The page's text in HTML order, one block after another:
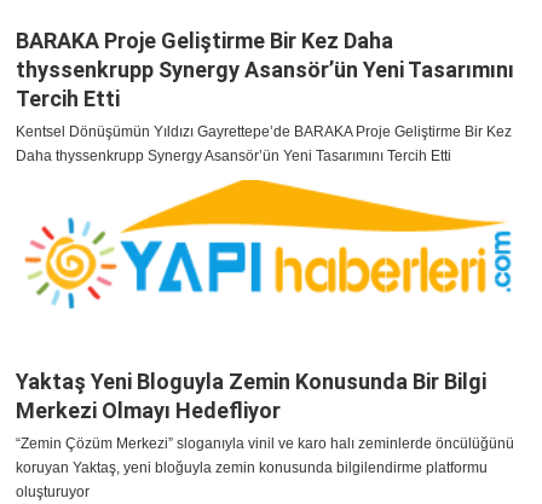
BARAKA Proje Geliştirme Bir Kez Daha
thyssenkrupp Synergy Asansör’ün Yeni Tasarımını
Tercih Etti
Kentsel Dönüşümün Yıldızı Gayrettepe’de BARAKA Proje Geliştirme Bir Kez
Daha thyssenkrupp Synergy Asansör’ün Yeni Tasarımını Tercih Etti
Yaktaş Yeni Bloguyla Zemin Konusunda Bir Bilgi
Merkezi Olmayı Hedefliyor
“Zemin Çözüm Merkezi” sloganıyla vinil ve karo halı zeminlerde öncülüğünü
koruyan Yaktaş, yeni bloğuyla zemin konusunda bilgilendirme platformu
oluşturuyor